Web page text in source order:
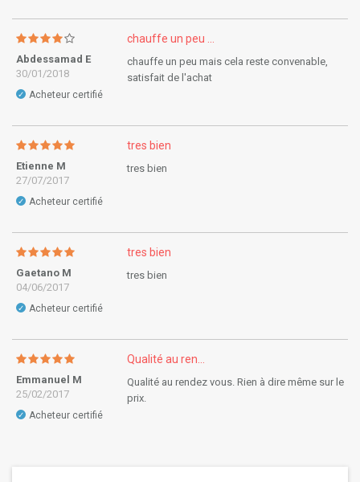
Abdessamad E
30/01/2018
✓ Acheteur certifié
chauffe un peu ...
chauffe un peu mais cela reste convenable,
satisfait de l'achat
Etienne M
27/07/2017
✓ Acheteur certifié
tres bien
tres bien
Gaetano M
04/06/2017
✓ Acheteur certifié
tres bien
tres bien
Emmanuel M
25/02/2017
✓ Acheteur certifié
Qualité au ren...
Qualité au rendez vous. Rien à dire même sur le
prix.